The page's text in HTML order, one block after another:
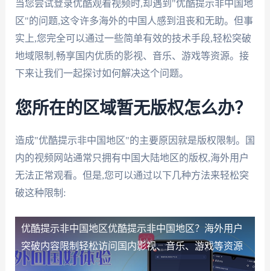
当您尝试登录优酷观看视频时,却遇到"优酷提示非中国地
区"的问题,这令许多海外的中国人感到沮丧和无助。但事
实上,您完全可以通过一些简单有效的技术手段,轻松突破
地域限制,畅享国内优质的影视、音乐、游戏等资源。接
下来让我们一起探讨如何解决这个问题。
您所在的区域暂无版权怎么办？
造成"优酷提示非中国地区"的主要原因就是版权限制。国
内的视频网站通常只拥有中国大陆地区的版权,海外用户
无法正常观看。但是,您可以通过以下几种方法来轻松突
破这种限制:
优酷提示非中国地区优酷提示非中国地区？海外用户
突破内容限制轻松访问国内影视、音乐、游戏等资源